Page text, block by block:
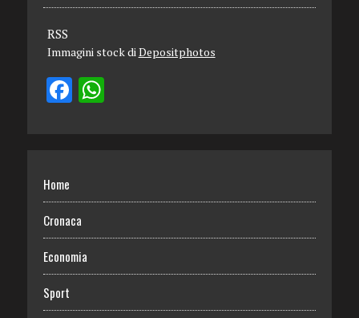
RSS
Immagini stock di Depositphotos
Home
Cronaca
Economia
Sport